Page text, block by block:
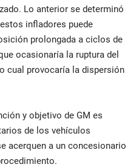
Lo anterior se determinó
infladores puede
prolongada a ciclos de
ocasionaría la ruptura del
cual provocaría la dispersión
y objetivo de GM es
de los vehículos
acerquen a un concesionario